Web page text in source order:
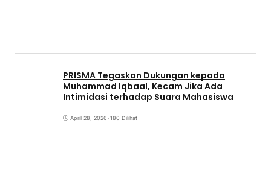
PRISMA Tegaskan Dukungan kepada
Muhammad Iqbaal, Kecam Jika Ada
Intimidasi terhadap Suara Mahasiswa
April 28, 2026•180 Dilihat